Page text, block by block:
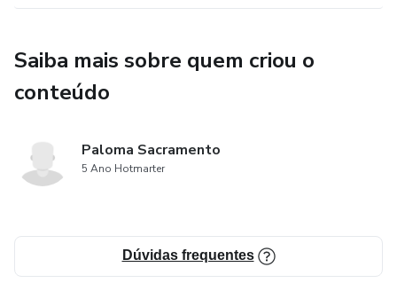
Saiba mais sobre quem criou o
conteúdo
Paloma Sacramento
5 Ano Hotmarter
Dúvidas frequentes